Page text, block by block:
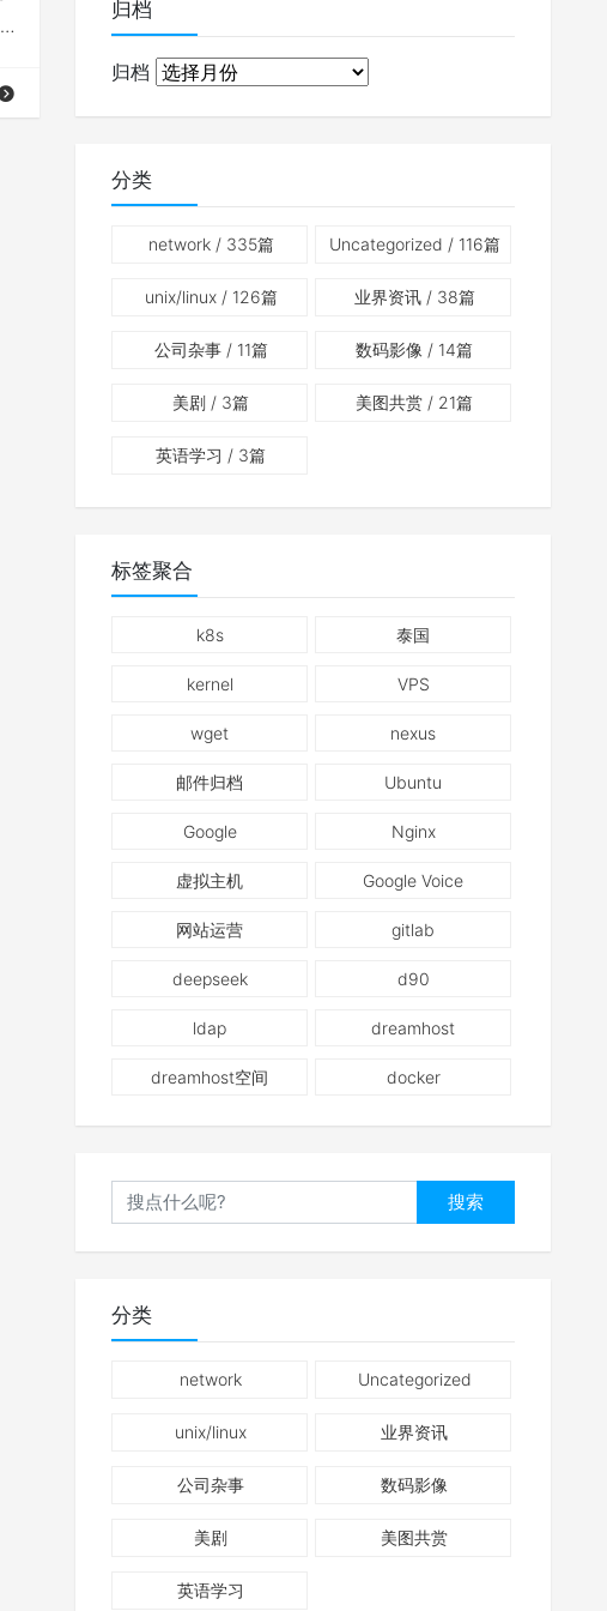
归档
归档
分类
network/ 335篇 Uncategorized / 116篇
unix/linux/ 126篇 业界资讯/ 38篇
公司杂事/ 11篇 数码影像 / 14篇
美剧 / 3篇 美图共赏 / 21篇
英语学习 / 3篇
标签聚合
k8s 泰国
kernel VPS
wget nexus
邮件归档 Ubuntu
Google Nginx
虚拟主机 Google Voice
网站运营 gitlab
deepseek d90
ldap dreamhost
dreamhost空间 docker
搜索
分类
network Uncategorized
unix/linux 业界资讯
公司杂事 数码影像
美剧 美图共赏
英语学习